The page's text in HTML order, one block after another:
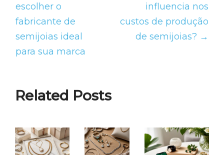
escolher o
fabricante de
semijoias ideal
para sua marca
influencia nos
custos de produção
de semijoias? →
Related Posts